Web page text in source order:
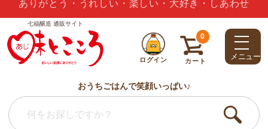
夏のギフトセット3,000円以上で送料無料
七福醸造 通販サイト
ログイン
0
カート メニュー
おうちごはんで笑顔いっぱい♪